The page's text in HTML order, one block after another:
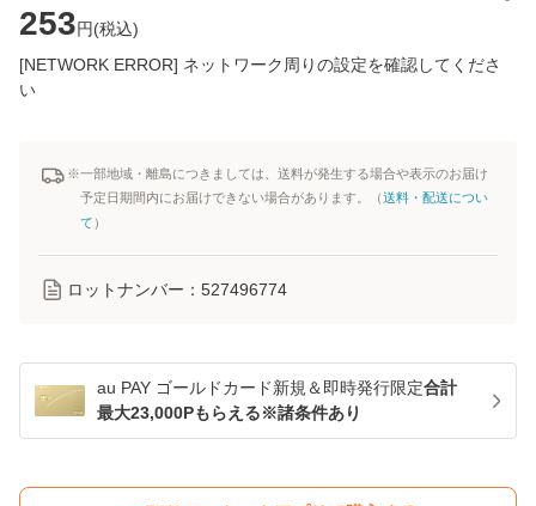
253円(税込)
[NETWORK ERROR] ネットワーク周りの設定を確認してくださ
い
※一部地域・離島につきましては、送料が発生する場合や表示のお届け
予定日期間内にお届けできない場合があります。（送料・配送につい
て ）
ロットナンバー： 527496774
au PAY ゴールドカード新規＆即時発行限定合計
最大23,000Pもらえる※諸条件あり